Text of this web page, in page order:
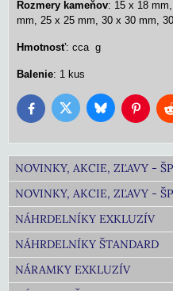
Rozmery kameňov: 15 x 18
mm, 25 x 25 mm, 30 x 30 mm,
Hmotnosť: cca g
Balenie: 1 kus
FacebookTwitter Bluesky
NOVINKY, AKCIE, ZĽAVY -
NOVINKY, AKCIE, ZĽAVY -
NÁHRDELNÍKY EXKLUZÍV
NÁHRDELNÍKY ŠTANDARD
NÁRAMKY EXKLUZÍV